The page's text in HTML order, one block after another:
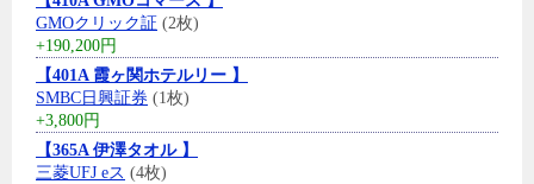
GMOクリック証 (2枚)
+190,200円
【401A 霞ヶ関ホテルリー 】
SMBC日興証券 (1枚)
+3,800円
【365A 伊澤タオル 】
三菱UFJ eス (4枚)